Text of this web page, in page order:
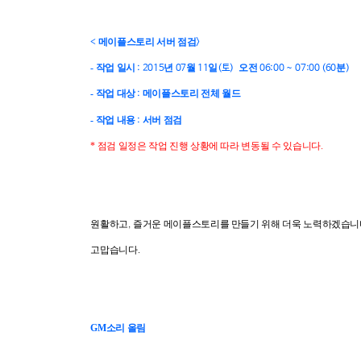
< 메이플스토리 서버 점검>
- 작업 일시 : 2015년 07월 11일(토) 오전06:00 ~ 07:00 (60분)
- 작업 대상: 메이플스토리 전체 월드
- 작업 내용: 서버 점검
* 점검 일정은 작업 진행 상황에 따라 변동될 수 있습니다.
원활하고, 즐거운 메이플스토리를 만들기 위해 더욱 노력하겠습
고맙습니다.
GM소리 올림